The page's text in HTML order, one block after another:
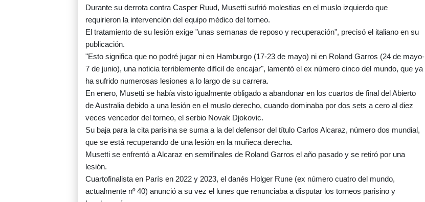
Durante su derrota contra Casper Ruud, Musetti sufrió molestias en el muslo izquierdo que
requirieron la intervención del equipo médico del torneo.
El tratamiento de su lesión exige "unas semanas de reposo y recuperación", precisó el italiano en su
publicación.
"Esto significa que no podré jugar ni en Hamburgo (17-23 de mayo) ni en Roland Garros (24 de mayo-
7 de junio), una noticia terriblemente difícil de encajar", lamentó el ex número cinco del mundo, que ya
ha sufrido numerosas lesiones a lo largo de su carrera.
En enero, Musetti se había visto igualmente obligado a abandonar en los cuartos de final del Abierto
de Australia debido a una lesión en el muslo derecho, cuando dominaba por dos sets a cero al diez
veces vencedor del torneo, el serbio Novak Djokovic.
Su baja para la cita parisina se suma a la del defensor del título Carlos Alcaraz, número dos mundial,
que se está recuperando de una lesión en la muñeca derecha.
Musetti se enfrentó a Alcaraz en semifinales de Roland Garros el año pasado y se retiró por una
lesión.
Cuartofinalista en París en 2022 y 2023, el danés Holger Rune (ex número cuatro del mundo,
actualmente nº 40) anunció a su vez el lunes que renunciaba a disputar los torneos parisino y